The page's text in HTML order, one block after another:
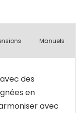
Manuels
des
en
avec